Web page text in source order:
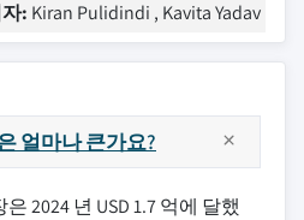
: Kiran Pulidindi , Kavita Yadav
얼마나 큰가요?
2024 년 USD 1.7 억에 달했